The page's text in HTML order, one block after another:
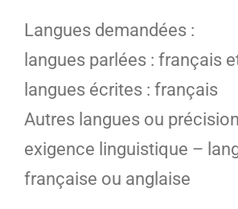
Langues demandées :
langues parlées : français
langues écrites : français
Autres langues ou
exigence linguistique –
française ou anglaise